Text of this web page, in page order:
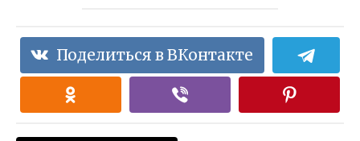
Поделиться в ВКонтакте